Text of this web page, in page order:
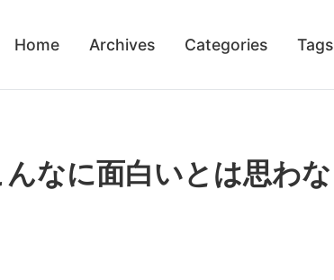
Home Archives Categories Tags
なに面白いとは思わな